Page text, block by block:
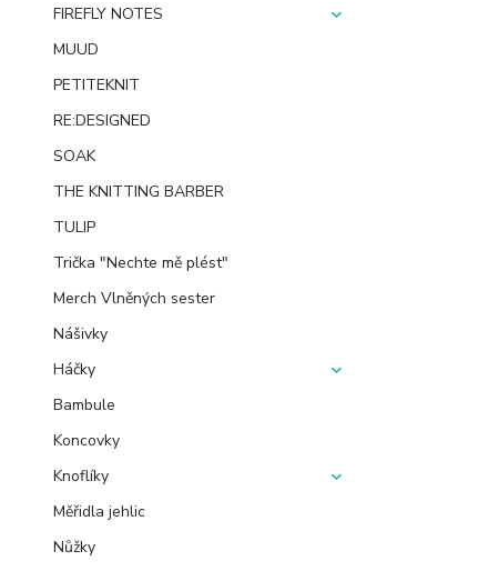
FIREFLY NOTES
MUUD
PETITEKNIT
RE:DESIGNED
SOAK
THE KNITTING BARBER
TULIP
Trička "Nechte mě plést"
Merch Vlněných sester
Nášivky
Háčky
Bambule
Koncovky
Knoflíky
Měřidla jehlic
Nůžky